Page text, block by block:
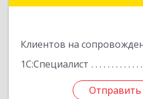
Клиентов на
1С:Специалист
Отправить
Отправить